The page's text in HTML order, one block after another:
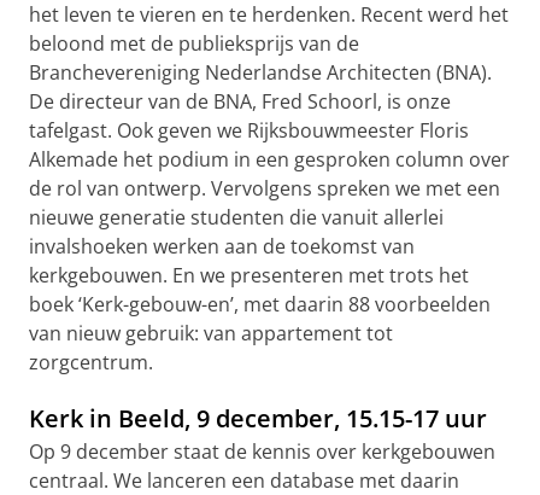
het leven te vieren en te herdenken. Recent werd het
beloond met de publieksprijs van de
Branchevereniging Nederlandse Architecten (BNA).
De directeur van de BNA, Fred Schoorl, is onze
tafelgast. Ook geven we Rijksbouwmeester Floris
Alkemade het podium in een gesproken column over
de rol van ontwerp. Vervolgens spreken we met een
nieuwe generatie studenten die vanuit allerlei
invalshoeken werken aan de toekomst van
kerkgebouwen. En we presenteren met trots het
boek ‘Kerk-gebouw-en’, met daarin 88 voorbeelden
van nieuw gebruik: van appartement tot
zorgcentrum.
Kerk in Beeld, 9 december, 15.15-17 uur
Op 9 december staat de kennis over kerkgebouwen
centraal. We lanceren een database met daarin